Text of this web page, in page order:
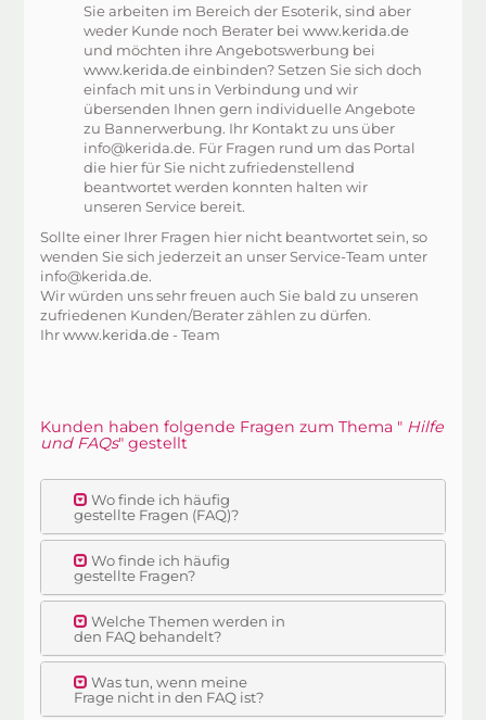
Sie arbeiten im Bereich der Esoterik, sind aber
weder Kunde noch Berater beiwww.kerida.de
und möchten ihre Angebotswerbung bei
www.kerida.deeinbinden? Setzen Sie sich doch
einfach mit uns in Verbindung und wir
übersenden Ihnen gern individuelle Angebote
zu Bannerwerbung. Ihr Kontakt zu uns über
info@kerida.de. Für Fragen rund um das Portal
die hier für Sie nicht zufriedenstellend
beantwortet werden konnten halten wir
unseren Service bereit.
Sollte einer Ihrer Fragen hier nicht beantwortet sein, so
wenden Sie sich jederzeit an unser Service-Team unter
info@kerida.de.
Wir würden uns sehr freuen auch Sie bald zu unseren
zufriedenen Kunden/Berater zählen zu dürfen.
Ihrwww.kerida.de- Team
Kunden haben folgende Fragen zum Thema " Hilfe
und FAQs" gestellt
Wo finde ich häufig
gestellte Fragen (FAQ)?
Wo finde ich häufig
gestellte Fragen?
Welche Themen werden in
den FAQ behandelt?
Was tun, wenn meine
Frage nicht in den FAQ ist?